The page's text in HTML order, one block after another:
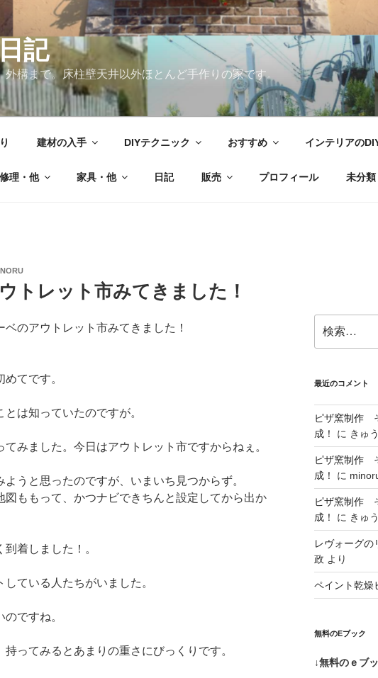
記
構まで。床柱壁天井以外ほとんど手作りの家です。
建材の入手 DIYテクニック おすすめ インテリアの
修理・他 家具・他 日記 販売 プロフィール 未分類
トレット市みてきました！
のアウトレット市みてきました！
てです。
は知っていたのですが。
みました。今日はアウトレット市ですからねぇ。
うと思ったのですが、いまいち見つからず。
図ももって、かつナビできちんと設定してから出か
着しました！。
ている人たちがいました。
ですね。
持ってみるとあまりの重さにびっくりです。
索:
最近のコメント
ピザ窯制作
成！
に きゅ
ピザ窯制作
成！
に
ピザ窯制作
成！
に きゅ
レヴォーグの
政 より
ペイント乾燥
無料のEブック
↓無料のｅブ